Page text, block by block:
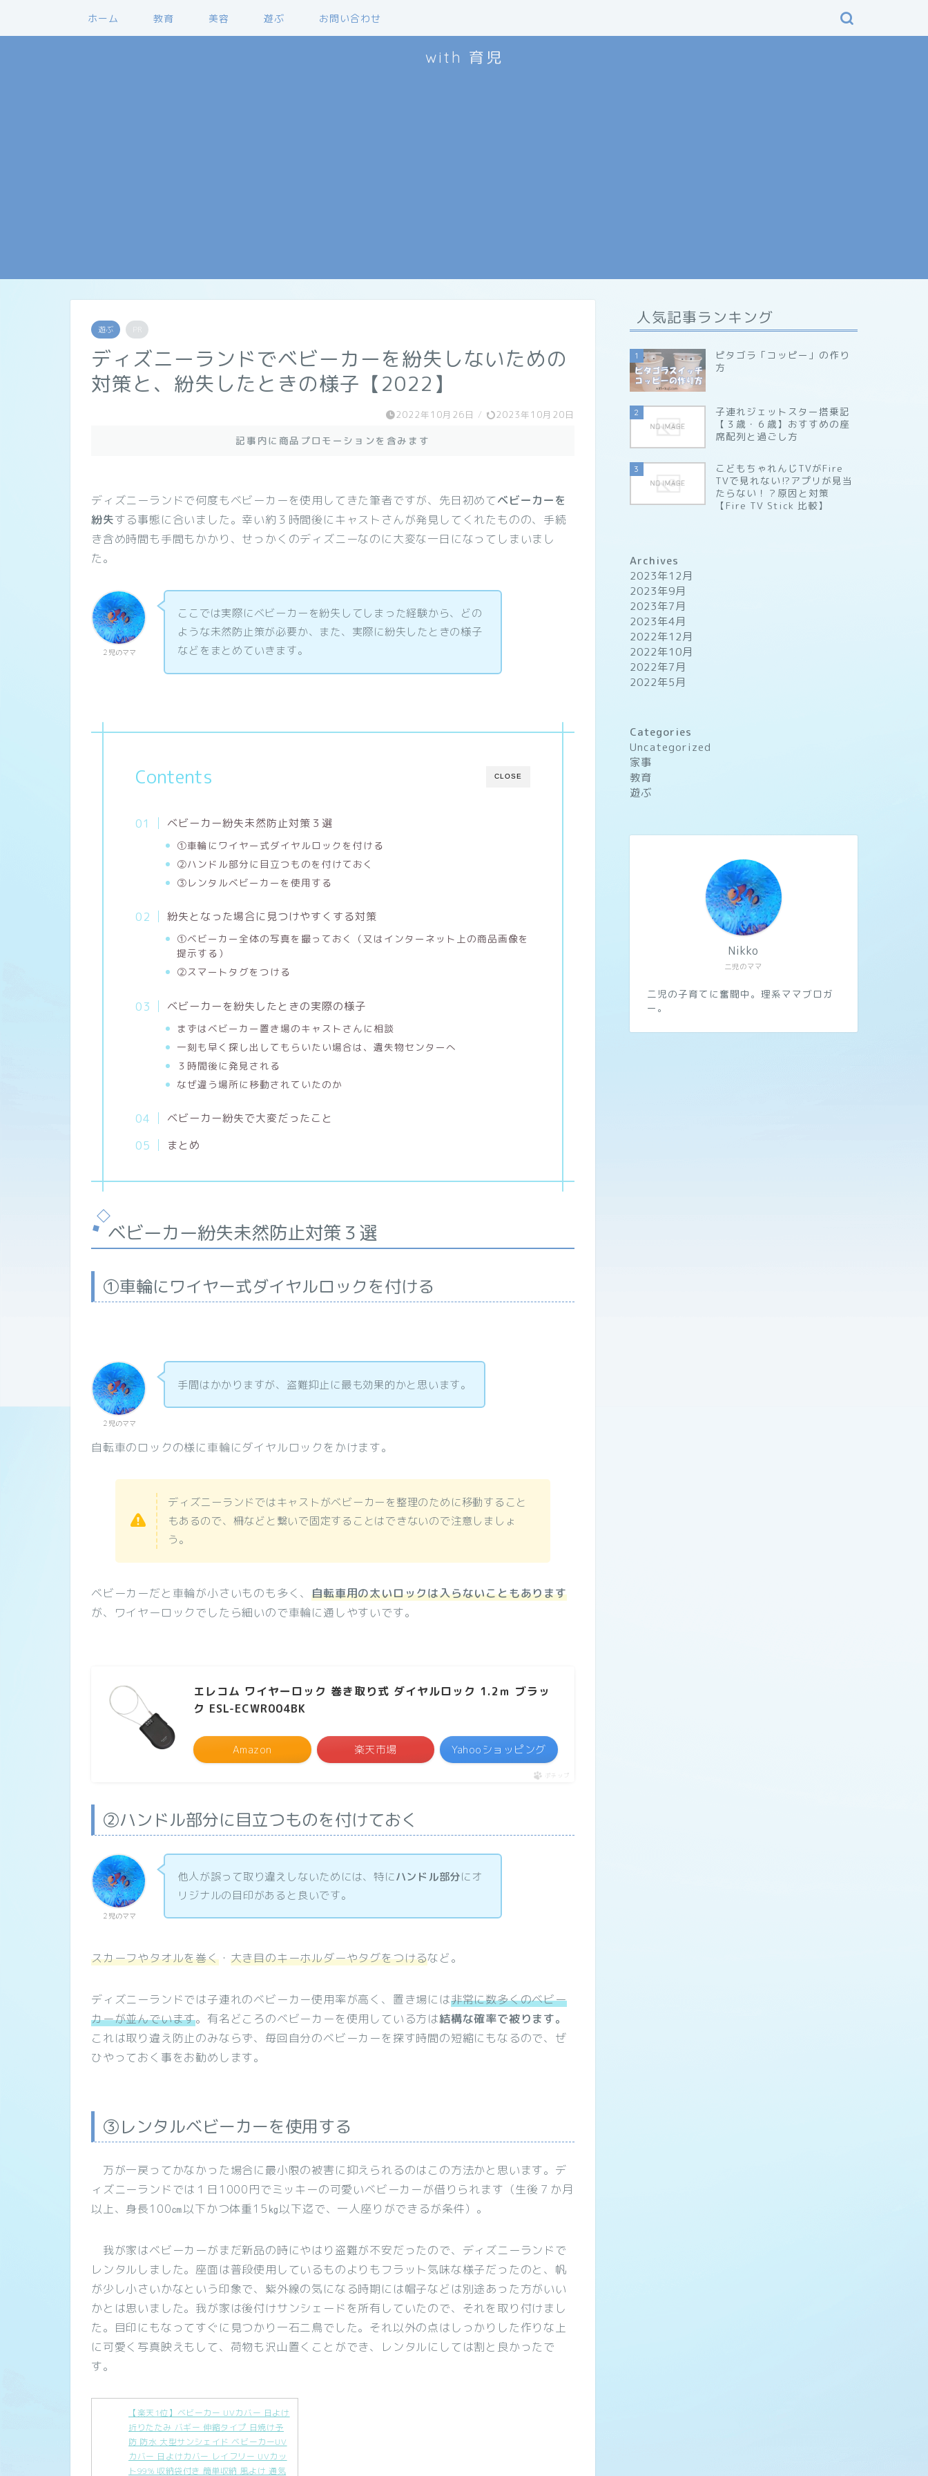
ホーム 教育 美容 遊ぶ お問い合わせ
with 育児
遊ぶ
ディズニーランドでベビーカーを紛失しないための
対策と、紛失したときの様子【2022】
2022年10月26日 / 2023年10月20日
記事内に商品プロモーションを含みます
ディズニーランドで何度もベビーカーを使用してきた筆者ですが、先日初めてベビーカーを
紛失する事態に合いました。幸い約３時間後にキャストさんが発見してくれたものの、手続
き含め時間も手間もかかり、せっかくのディズニーなのに大変な一日になってしまいまし
た。
２児のママ
ここでは実際にベビーカーを紛失してしまった経験から、どの
ような未然防止策が必要か、また、実際に紛失したときの様子
などをまとめていきます。
CLOSE
Contents
ベビーカー紛失未然防止対策３選
①車輪にワイヤー式ダイヤルロックを付ける
②ハンドル部分に目立つものを付けておく
③レンタルベビーカーを使用する
紛失となった場合に見つけやすくする対策
①ベビーカー全体の写真を撮っておく（又はインターネット上の商品画像を
提示する）
②スマートタグをつける
ベビーカーを紛失したときの実際の様子
まずはベビーカー置き場のキャストさんに相談
一刻も早く探し出してもらいたい場合は、遺失物センターへ
３時間後に発見される
なぜ違う場所に移動されていたのか
ベビーカー紛失で大変だったこと
まとめ
ベビーカー紛失未然防止対策３選
①車輪にワイヤー式ダイヤルロックを付ける
２児のママ
手間はかかりますが、盗難抑止に最も効果的かと思います。
自転車のロックの様に車輪にダイヤルロックをかけます。
ディズニーランドではキャストがベビーカーを整理のために移動すること
もあるので、柵などと繋いで固定することはできないので注意しましょ
う。
ベビーカーだと車輪が小さいものも多く、自転車用の太いロックは入らないこともあります
が、ワイヤーロックでしたら細いので車輪に通しやすいです。
エレコム ワイヤーロック 巻き取り式 ダイヤルロック 1.2ｍ ブラッ
ク ESL-ECWR004BK
Amazon 楽天市場 Yahooショッピング
ポチップ
②ハンドル部分に目立つものを付けておく
２児のママ
他人が誤って取り違えしないためには、特にハンドル部分にオ
リジナルの目印があると良いです。
スカーフやタオルを巻く・ 大き目のキーホルダーやタグをつけるなど。
ディズニーランドでは子連れのベビーカー使用率が高く、置き場には非常に数多くのベビー
カーが並んでいます。有名どころのベビーカーを使用している方は結構な確率で被ります。
これは取り違え防止のみならず、毎回自分のベビーカーを探す時間の短縮にもなるので、ぜ
ひやっておく事をお勧めします。
③レンタルベビーカーを使用する
万が一戻ってかなかった場合に最小限の被害に抑えられるのはこの方法かと思います。デ
ィズニーランドでは１日1000円でミッキーの可愛いベビーカーが借りられます（生後７か月
以上、身長100㎝以下かつ体重15㎏以下迄で、一人座りができるが条件）。
我が家はベビーカーがまだ新品の時にやはり盗難が不安だったので、ディズニーランドで
レンタルしました。座面は普段使用しているものよりもフラット気味な様子だったのと、帆
が少し小さいかなという印象で、紫外線の気になる時期には帽子などは別途あった方がいい
かとは思いました。我が家は後付けサンシェードを所有していたので、それを取り付けまし
た。目印にもなってすぐに見つかり一石二鳥でした。それ以外の点はしっかりした作りな上
に可愛く写真映えもして、荷物も沢山置くことができ、レンタルにしては割と良かったで
す。
【楽天1位】ベビーカー UVカバー 日よけ
折りたたみ バギー 伸縮タイプ 日焼け予
防 防水 大型サンシェイド ベビーカーUV
カバー 日よけカバー レイフリー UVカッ
ト99% 収納袋付き 簡単収納 風よけ 通気
人気記事ランキング
1
ピタゴラ「コッピー」の作り
方
2
子連れジェットスター搭乗記
【３歳・６歳】おすすめの座
席配列と過ごし方
3
こどもちゃれんじTVがFire
TVで見れない⁉アプリが見当
たらない！？原因と対策
【Fire TV Stick 比較】
Archives
2023年12月
2023年9月
2023年7月
2023年4月
2022年12月
2022年10月
2022年7月
2022年5月
Categories
Uncategorized
家事
教育
遊ぶ
二児のママ
Nikko
二児の子育てに奮闘中。理系ママブロガ
ー。